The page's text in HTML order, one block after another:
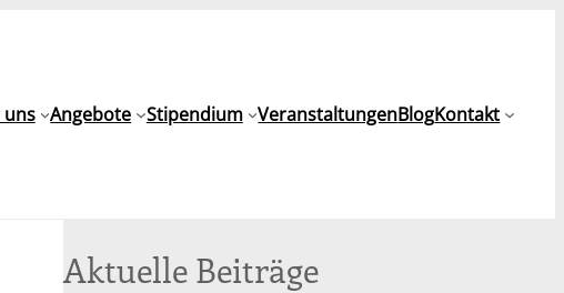
uns
Angebote Stipendium VeranstaltungenBlogKontakt
Aktuelle Beiträge